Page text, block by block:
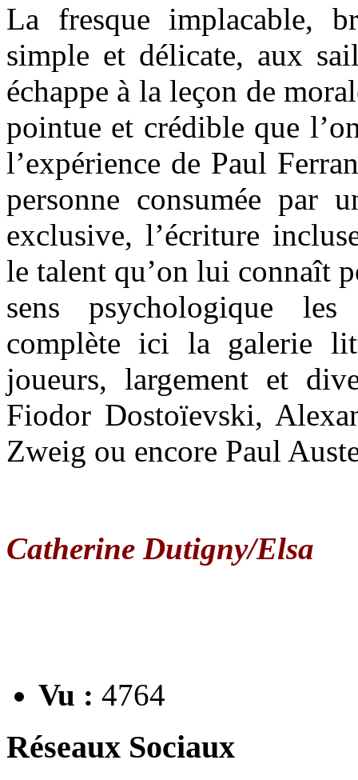
La fresque implacable,
simple et délicate, aux
échappe à la leçon de
pointue et crédible que
l’expérience de Paul
personne consumée par
exclusive, l’écriture
le talent qu’on lui connaît
sens psychologique
complète ici la galerie
joueurs, largement et
Fiodor Dostoïevski,
Zweig ou encore Paul
Catherine Dutigny/Elsa
Vu : 4764
Réseaux Sociaux